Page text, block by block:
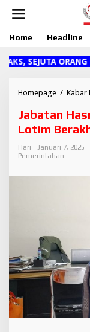
Home Headline
ORANG
Homepage / Kabar
Jabatan
Lotim
Hari
Januari 7, 2025
Pemerintahan